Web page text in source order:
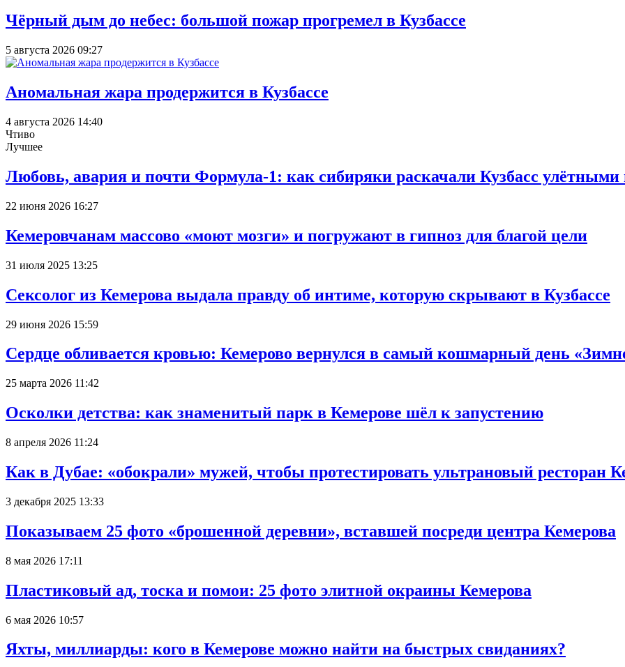
Чёрный дым до небес: большой пожар прогремел в Кузбассе
5 августа 2026 09:27
Аномальная жара продержится в Кузбассе
4 августа 2026 14:40
Чтиво
Лучшее
Любовь, авария и почти Формула-1: как сибиряки раскачали Кузбасс улётными
22 июня 2026 16:27
Кемеровчанам массово «моют мозги» и погружают в гипноз для благой цели
31 июля 2025 13:25
Сексолог из Кемерова выдала правду об интиме, которую скрывают в Кузбассе
29 июня 2026 15:59
Сердце обливается кровью: Кемерово вернулся в самый кошмарный день
25 марта 2026 11:42
Осколки детства: как знаменитый парк в Кемерове шёл к запустению
8 апреля 2026 11:24
Как в Дубае: «обокрали» мужей, чтобы протестировать ультрановый ресторан
3 декабря 2025 13:33
Показываем 25 фото «брошенной деревни», вставшей посреди центра Кемерова
8 мая 2026 17:11
Пластиковый ад, тоска и помои: 25 фото элитной окраины Кемерова
6 мая 2026 10:57
Яхты, миллиарды: кого в Кемерове можно найти на быстрых свиданиях?